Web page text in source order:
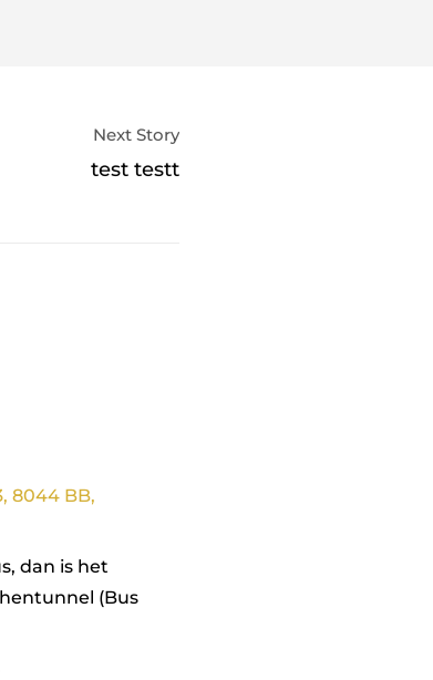
Next Story
test testt
8044 BB,
dan is het
(Bus